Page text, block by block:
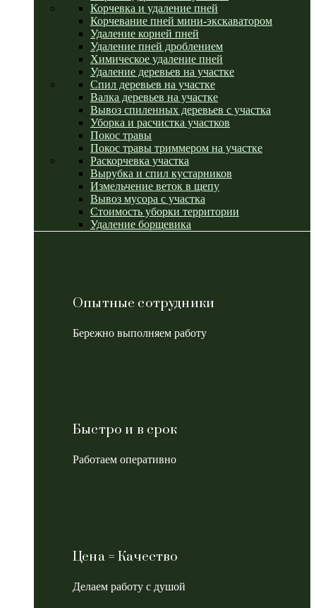
Корчевка и удаление пней
Корчевание пней мини-экскаватором
Удаление корней пней
Удаление пней дроблением
Химическое удаление пней
Удаление деревьев на участке
Спил деревьев на участке
Валка деревьев на участке
Вывоз спиленных деревьев с участка
Уборка и расчистка участков
Покос травы
Покос травы триммером на участке
Раскорчевка участка
Вырубка и спил кустарников
Измельчение веток в щепу
Вывоз мусора с участка
Стоимость уборки территории
Удаление борщевика
Опытные сотрудники
Бережно выполняем работу
Быстро и в срок
Работаем оперативно
Цена = Качество
Делаем работу с душой